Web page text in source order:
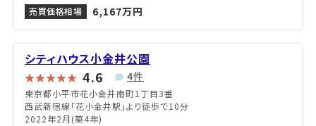
売買価格相場
6,167万円
シティハウス小金井公園
4.6 4件
東京都小平市花小金井南町1丁目3番
西武新宿線「花小金井駅」より徒歩で10分
2022年2月(築4年)